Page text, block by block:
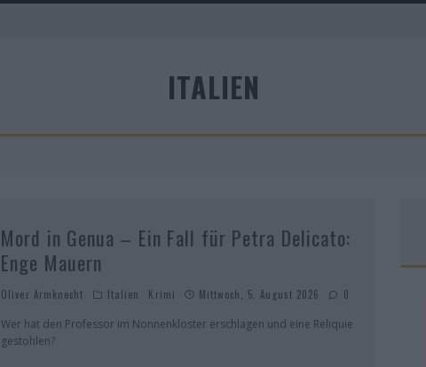
ITALIEN
Mord in Genua – Ein Fall für Petra Delicato:
Enge Mauern
Oliver Armknecht Italien Krimi Mittwoch, 5. August 2026 0
Wer hat den Professor im Nonnenkloster erschlagen und eine Reliquie
gestohlen?